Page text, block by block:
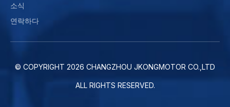
소식
연락하다
© COPYRIGHT 2026 CHANGZHOU JKONGMOTOR CO.,LTD
ALL RIGHTS RESERVED.